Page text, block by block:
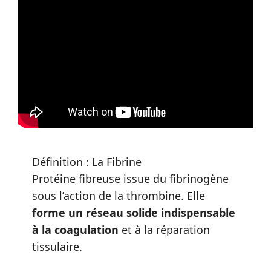
Définition : La Fibrine
Protéine fibreuse issue du fibrinogène
sous l’action de la thrombine. Elle
forme un réseau solide indispensable
à la coagulation et à la réparation
tissulaire.